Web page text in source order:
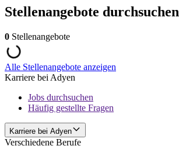
Stellenangebote durchsuchen
0 Stellenangebote
Alle Stellenangebote anzeigen
Karriere bei Adyen
Jobs durchsuchen
Häufig gestellte Fragen
Karriere bei Adyen
Verschiedene Berufe